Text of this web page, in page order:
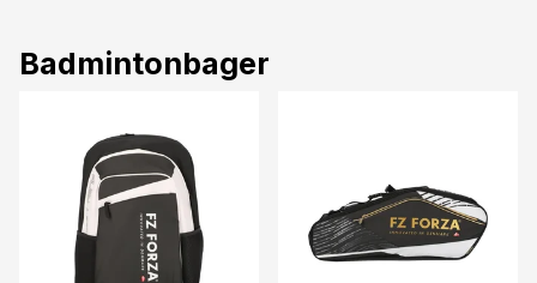
Badmintonbager